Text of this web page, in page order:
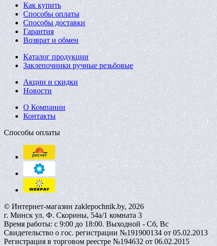
Как купить
Способы оплаты
Способы доставки
Гарантия
Возврат и обмен
Каталог продукции
Заклепочники ручные резьбовые
Акции и скидки
Новости
О Компании
Контакты
Способы оплаты
© Интернет-магазин zaklepochnik.by, 2026
г. Минск ул. Ф. Скорины, 54а/1 комната 3
Время работы: с 9:00 до 18:00. Выходной - Сб, Вс
Свидетельство о гос. регистрации №191900134 от 05.02.2013
Регистрация в торговом реестре №194632 от 06.02.2015